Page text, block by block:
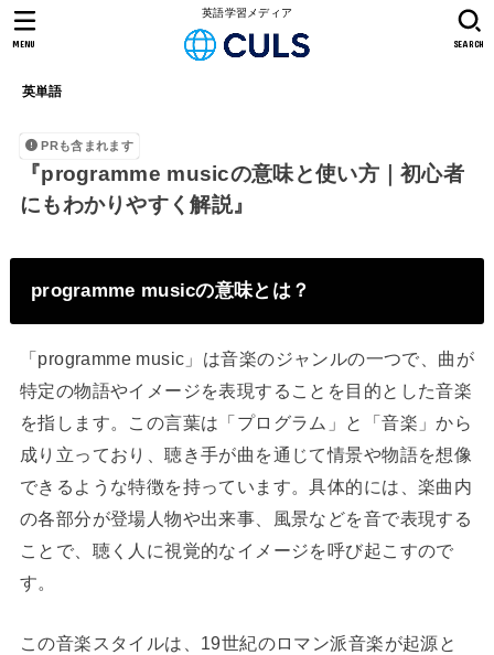
英語学習メディア
英単語
SEARCH
MENU
PRも含まれます
『programme musicの意味と使い方｜初心者
にもわかりやすく解説』
programme musicの意味とは？
「programme music」は音楽のジャンルの一つで、曲が
特定の物語やイメージを表現することを目的とした音楽
を指します。この言葉は「プログラム」と「音楽」から
成り立っており、聴き手が曲を通じて情景や物語を想像
できるような特徴を持っています。具体的には、楽曲内
の各部分が登場人物や出来事、風景などを音で表現する
ことで、聴く人に視覚的なイメージを呼び起こすので
す。
この音楽スタイルは、19世紀のロマン派音楽が起源と